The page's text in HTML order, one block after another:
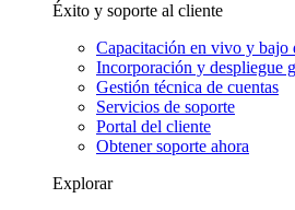
Éxito y soporte al cliente
Capacitación en vivo y bajo
Incorporación y despliegue
Gestión técnica de cuentas
Servicios de soporte
Portal del cliente
Obtener soporte ahora
Explorar